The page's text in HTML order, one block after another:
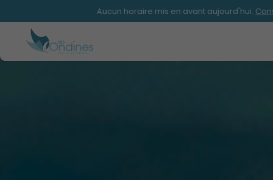
Aucun horaire mis en avant aujourd'hui.Consultez la page